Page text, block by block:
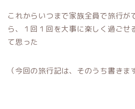
これからいつまで家族全員で旅行が
ら、１回１回を大事に楽しく過ごせ
て思った
（今回の旅行記は、そのうち書きま